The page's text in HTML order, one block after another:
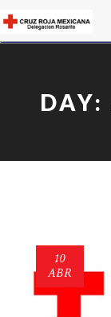
DAY:
10
ABR